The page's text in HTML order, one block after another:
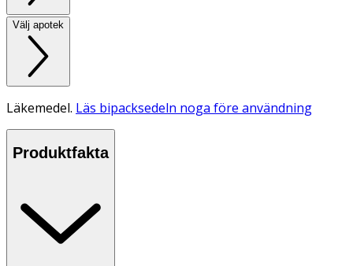
Välj apotek
Läkemedel. Läs bipacksedeln noga före användning
Produktfakta